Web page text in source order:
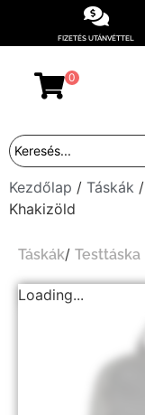
FIZETÉS UTÁNVÉTTEL
0
Kezdőlap / Táskák /
Khakizöld
Táskák/ Testtáska
Loading...